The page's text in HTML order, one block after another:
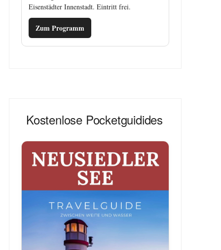
Eisenstädter Innenstadt. Eintritt frei.
Zum Programm
Kostenlose Pocketguidides